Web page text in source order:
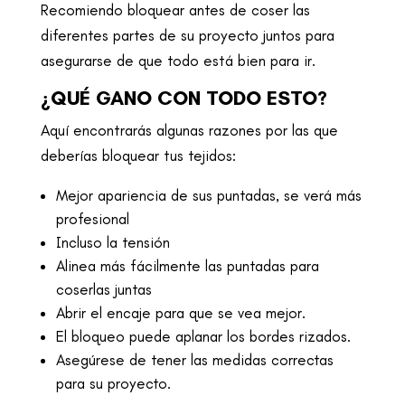
Recomiendo bloquear antes de coser las
diferentes partes de su proyecto juntos para
asegurarse de que todo está bien para ir.
¿QUÉ GANO CON TODO ESTO?
Aquí encontrarás algunas razones por las que
deberías bloquear tus tejidos:
Mejor apariencia de sus puntadas, se verá más
profesional
Incluso la tensión
Alinea más fácilmente las puntadas para
coserlas juntas
Abrir el encaje para que se vea mejor.
El bloqueo puede aplanar los bordes rizados.
Asegúrese de tener las medidas correctas
para su proyecto.